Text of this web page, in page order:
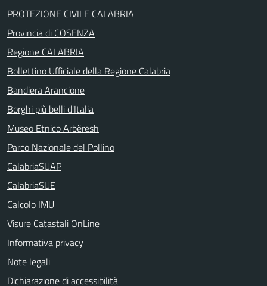
PROTEZIONE CIVILE CALABRIA
Provincia di COSENZA
Regione CALABRIA
Bollettino Ufficiale della Regione Calabria
Bandiera Arancione
Borghi più belli d'Italia
Museo Etnico Arbëresh
Parco Nazionale del Pollino
CalabriaSUAP
CalabriaSUE
Calcolo IMU
Visure Catastali OnLine
Informativa privacy
Note legali
Dichiarazione di accessibilità